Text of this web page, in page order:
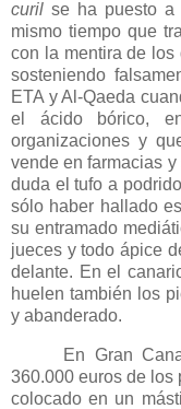
curil se ha puesto a
mismo tiempo que
con la mentira de los
sosteniendo
ETA y Al-Qaeda
el ácido bórico,
organizaciones y
vende en farmacias
duda el tufo a
sólo haber hallado
su entramado
jueces y todo ápice
delante. En el
huelen también los
y abanderado.
En Gran
360.000 euros de los
colocado en un